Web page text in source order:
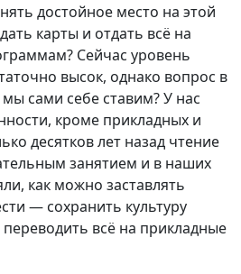
достойное место на этой
карты и отдать всё на
Сейчас уровень
высок, однако вопрос в
сами себе ставим? У нас
кроме прикладных и
десятков лет назад чтение
занятием и в наших
как можно заставлять
— сохранить культуру
переводить всё на прикладные